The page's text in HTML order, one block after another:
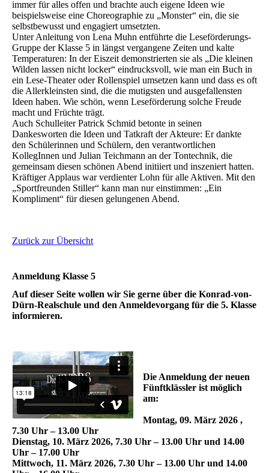
immer für alles offen und brachte auch eigene Ideen wie
beispielsweise eine Choreographie zu „Monster“ ein, die sie
selbstbewusst und engagiert umsetzten.
Unter Anleitung von Lena Muhn entführte die Leseförderungs-
Gruppe der Klasse 5 in längst vergangene Zeiten und kalte
Temperaturen: In der Eiszeit demonstrierten sie als „Die kleinen
Wilden lassen nicht locker“ eindrucksvoll, wie man ein Buch in
ein Lese-Theater oder Rollenspiel umsetzen kann und dass es oft
die Allerkleinsten sind, die die mutigsten und ausgefallensten
Ideen haben. Wie schön, wenn Leseförderung solche Freude
macht und Früchte trägt.
Auch Schulleiter Patrick Schmid betonte in seinen
Dankesworten die Ideen und Tatkraft der Akteure: Er dankte
den Schülerinnen und Schülern, den verantwortlichen
KollegInnen und Julian Teichmann an der Tontechnik, die
gemeinsam diesen schönen Abend initiiert und inszeniert hatten.
Kräftiger Applaus war verdienter Lohn für alle Aktiven. Mit den
„Sportfreunden Stiller“ kann man nur einstimmen: „Ein
Kompliment“ für diesen gelungenen Abend.
Zurück zur Übersicht
Anmeldung Klasse 5
Auf dieser Seite wollen wir Sie gerne über die Konrad-von-
Dürn-Realschule und den Anmeldevorgang für die 5. Klasse
informieren.
Die Anmeldung der neuen
Fünftklässler ist möglich
am:
Montag, 09. März 2026 ,
7.30 Uhr – 13.00 Uhr
Dienstag, 10. März 2026, 7.30 Uhr – 13.00 Uhr und 14.00
Uhr – 17.00 Uhr
Mittwoch, 11. März 2026, 7.30 Uhr – 13.00 Uhr und 14.00